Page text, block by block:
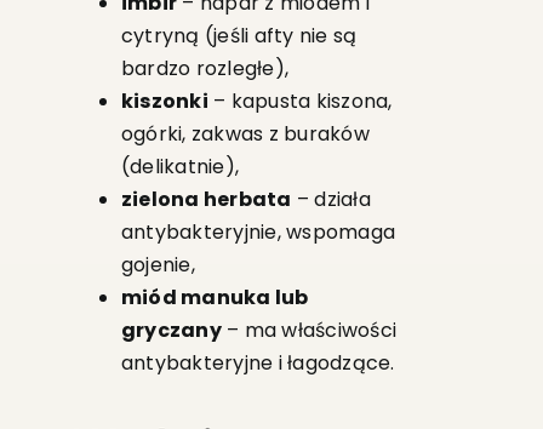
cytryną (jeśli afty nie są
bardzo rozległe),
kiszonki – kapusta kiszona,
ogórki, zakwas z buraków
(delikatnie),
zielona herbata – działa
antybakteryjnie, wspomaga
gojenie,
miód manuka lub
gryczany– ma właściwości
antybakteryjne i łagodzące.